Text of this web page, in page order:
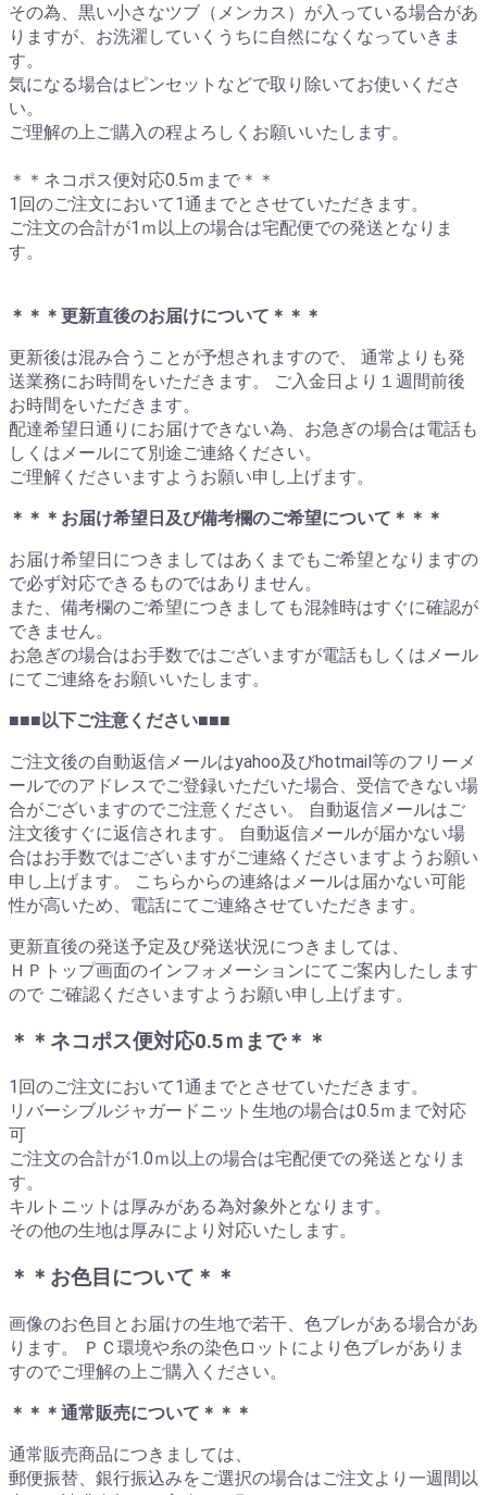
その為、黒い小さなツブ（メンカス）が入っている場合があ
りますが、お洗濯していくうちに自然になくなっていきま
す。
気になる場合はピンセットなどで取り除いてお使いくださ
い。
ご理解の上ご購入の程よろしくお願いいたします。
＊＊ネコポス便対応0.5ｍまで＊＊
1回のご注文において1通までとさせていただきます。
ご注文の合計が1ｍ以上の場合は宅配便での発送となりま
す。
＊＊＊更新直後のお届けについて＊＊＊
更新後は混み合うことが予想されますので、 通常よりも発
送業務にお時間をいただきます。 ご入金日より１週間前後
お時間をいただきます。
配達希望日通りにお届けできない為、お急ぎの場合は電話も
しくはメールにて別途ご連絡ください。
ご理解くださいますようお願い申し上げます。
＊＊＊お届け希望日及び備考欄のご希望について＊＊＊
お届け希望日につきましてはあくまでもご希望となりますの
で必ず対応できるものではありません。
また、備考欄のご希望につきましても混雑時はすぐに確認が
できません。
お急ぎの場合はお手数ではございますが電話もしくはメール
にてご連絡をお願いいたします。
■■■以下ご注意ください■■■
ご注文後の自動返信メールはyahoo及びhotmail等のフリーメ
ールでのアドレスでご登録いただいた場合、受信できない場
合がございますのでご注意ください。 自動返信メールはご
注文後すぐに返信されます。 自動返信メールが届かない場
合はお手数ではございますがご連絡くださいますようお願い
申し上げます。 こちらからの連絡はメールは届かない可能
性が高いため、電話にてご連絡させていただきます。
更新直後の発送予定及び発送状況につきましては、
ＨＰトップ画面のインフォメーションにてご案内したします
ので ご確認くださいますようお願い申し上げます。
＊＊ネコポス便対応0.5ｍまで＊＊
1回のご注文において1通までとさせていただきます。
リバーシブルジャガードニット生地の場合は0.5ｍまで対応
可
ご注文の合計が1.0ｍ以上の場合は宅配便での発送となりま
す。
キルトニットは厚みがある為対象外となります。
その他の生地は厚みにより対応いたします。
＊＊お色目について＊＊
画像のお色目とお届けの生地で若干、色ブレがある場合があ
ります。 ＰＣ環境や糸の染色ロットにより色ブレがありま
すのでご理解の上ご購入ください。
＊＊＊通常販売について＊＊＊
通常販売商品につきましては、
郵便振替、銀行振込みをご選択の場合はご注文より一週間以